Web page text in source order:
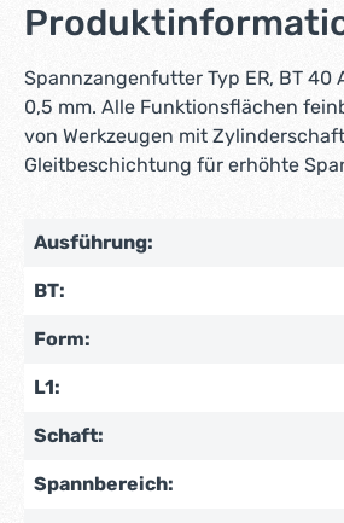
Spannzangenfutter Typ ER, BT
0,5 mm. Alle Funktionsflächen
von Werkzeugen mit
Gleitbeschichtung für erhöhte
Ausführung:
BT:
Form:
L1:
Schaft:
Spannbereich: